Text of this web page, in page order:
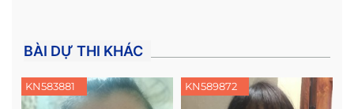
BÀI DỰ THI KHÁC
KN583881 KN589872